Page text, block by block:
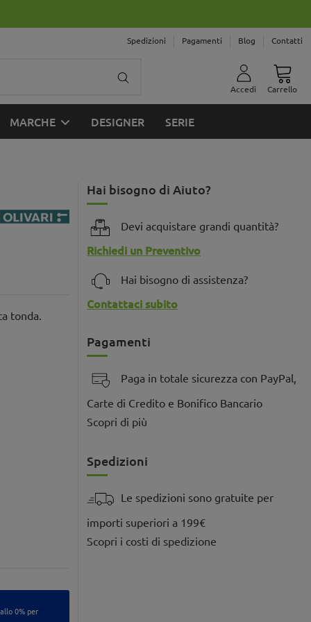
Spedizioni Pagamenti Blog Contatti
Accedi Carrello
MARCHE DESIGNER SERIE
tonda.
0% per
Hai bisogno di Aiuto?
Devi acquistare grandi quantità?
Richiedi un Preventivo
Hai bisogno di assistenza?
Contattaci subito
Pagamenti
Paga in totale sicurezza con PayPal,
Carte di Credito e Bonifico Bancario
Scopri di più
Spedizioni
Le spedizioni sono gratuite per
importi superiori a 199€
Scopri i costi di spedizione